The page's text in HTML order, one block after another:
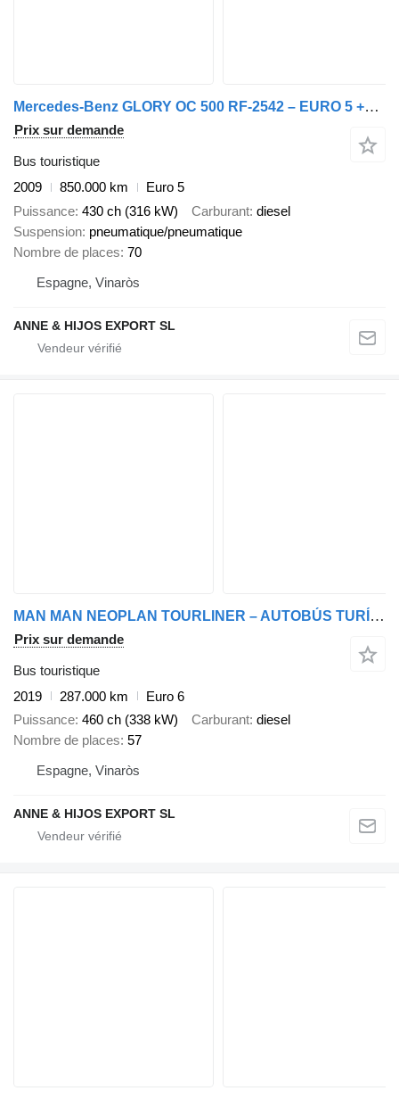
Mercedes-Benz GLORY OC 500 RF-2542 – EURO 5 +70 PAX
Prix sur demande
Bus touristique
2009
850.000 km
Euro 5
Puissance 430 ch (316 kW) Carburant diesel
Suspension pneumatique/pneumatique
Nombre de places 70
Espagne, Vinaròs
ANNE & HIJOS EXPORT SL
MAN MAN NEOPLAN TOURLINER – AUTOBÚS TURÍSTICO PREMIUM EN VENTA
Prix sur demande
Bus touristique
2019
287.000 km
Euro 6
Puissance 460 ch (338 kW) Carburant diesel
Nombre de places 57
Espagne, Vinaròs
ANNE & HIJOS EXPORT SL